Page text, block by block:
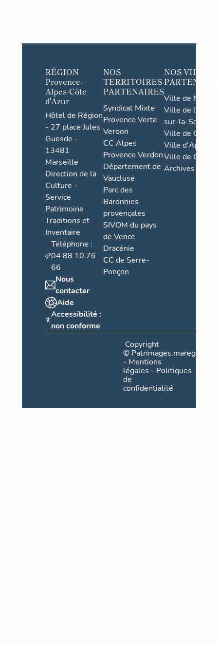
RÉGION
Provence-
Alpes-Côte
d'Azur
Hôtel de Région
- 27 place Jules
Guesde -
13481
Marseille
Direction de la
Culture -
Service
Patrimoine
Traditions et
Inventaire
Téléphone :
04 88 10 76
66
Nous
contacter
Aide
Accessibilité :
non conforme
NOS
TERRITOIRES
PARTENAIRES
Syndicat Mixte
Provence Verte
Verdon
CC Alpes
Provence Verdon
Département de
Vaucluse
Parc des
Baronnies
provençales
SIVOM du pays
de Vence
Dracénie
CC de Serre-
Ponçon
NOS VILLES
Ville de Nice
Ville de l'Isle-
sur-la-Sorgue
Ville de Grasse
Ville d'Apt
Ville de
Archives
Copyright
©
- Mentions
légales - Politiques
de
confidentialité